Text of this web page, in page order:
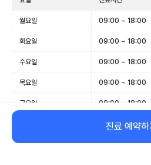
월요일 09:00 ~ 18:00
화요일 09:00 ~ 18:00
수요일 09:00 ~ 18:00
목요일 09:00 ~ 18:00
금요일 09:00 ~ 18:00
09:00 ~ 12:30
일요일 휴무
진료 예약하